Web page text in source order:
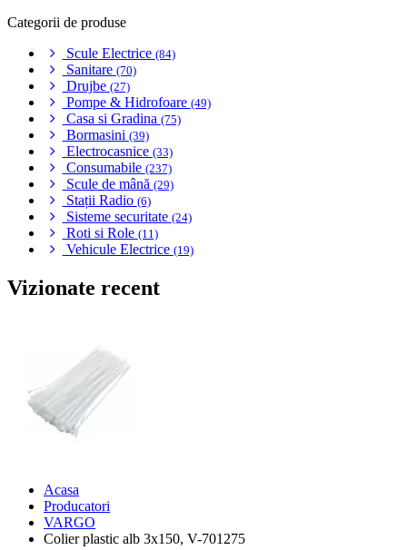
Categorii de produse
Scule Electrice (84)
Sanitare (70)
Drujbe (27)
Pompe & Hidrofoare (49)
Casa si Gradina (75)
Bormasini (39)
Electrocasnice (33)
Consumabile (237)
Scule de mână (29)
Stații Radio (6)
Sisteme securitate (24)
Roti si Role (11)
Vehicule Electrice (19)
Vizionate recent
Acasa
Producatori
VARGO
Colier plastic alb 3x150, V-701275